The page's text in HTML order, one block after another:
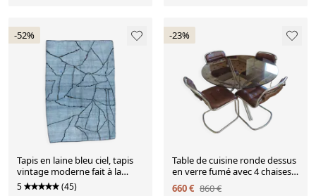
-52%
Tapis en laine bleu ciel, tapis
vintage moderne fait à la
main, 213x281 cm
5 (45)
-23%
Table de cuisine ronde dessus
en verre fumé avec 4 chaises
année 1970
660 € 860 €